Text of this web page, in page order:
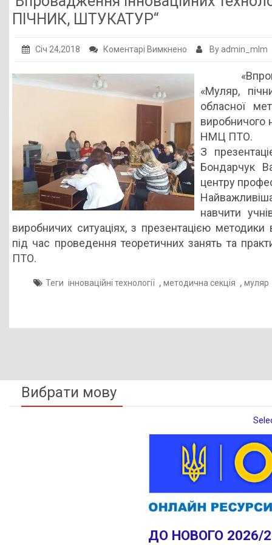
Публічна інформація
Галерея
ПІЧНИК, ШТУКАТУР“
Січ 24,2018 Коментарі Вимкнено до
технологій
навчання
за
професіями
„МУЛЯР,
ПІЧНИК,
ШТУКАТУР“
By admin_mlm
«Муляр,
обласної
виробничого
НМЦ ПТО.
З
Бондарчук
центру
навчити
виробничих ситуаціях, з презентацією методики
під час проведення теоретичних занять та
ПТО.
Теги інноваційні технології , методична секція , муляр
Вибрати мову
ДО НОВОГО 2026/